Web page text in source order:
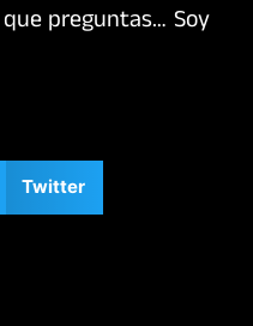
preguntas… Soy
Twitter